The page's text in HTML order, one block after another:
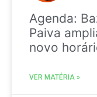
Agenda:
Paiva
novo
VER MATÉRIA »